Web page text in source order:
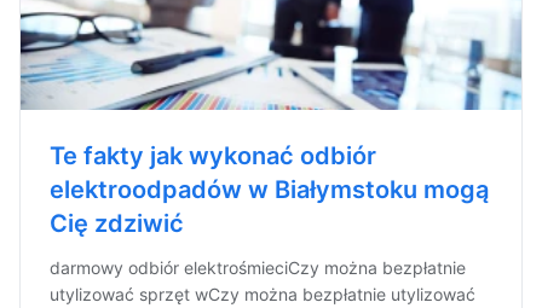
Te fakty jak wykonać odbiór
elektroodpadów w Białymstoku mogą
Cię zdziwić
darmowy odbiór elektrośmieciCzy można bezpłatnie
utylizować sprzęt wCzy można bezpłatnie utylizować